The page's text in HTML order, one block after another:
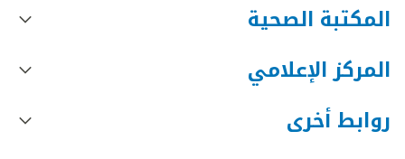
المكتبة الصحية
المركز الإعلامي
روابط أخرى